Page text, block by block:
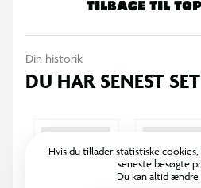
TILBAGE TIL
Din historik
DU HAR SENEST
Hvis du tillader statistiske
seneste besøgte
Du kan altid ændre